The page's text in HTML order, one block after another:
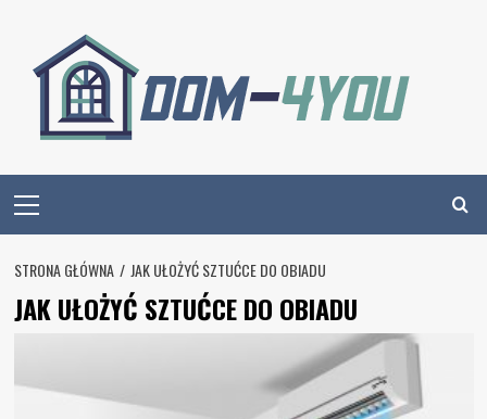
content
Menu
STRONA GŁÓWNA JAK UŁOŻYĆ SZTUĆCE DO OBIADU
JAK UŁOŻYĆ SZTUĆCE DO OBIADU